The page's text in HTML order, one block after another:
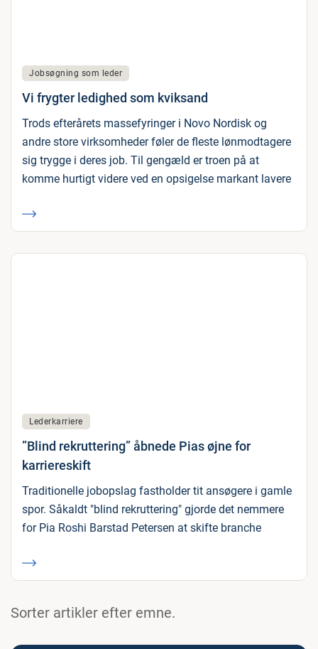
Jobsøgning som leder
Vi frygter ledighed som kviksand
Trods efterårets massefyringer i Novo Nordisk og
andre store virksomheder føler de fleste lønmodtagere
sig trygge i deres job. Til gengæld er troen på at
komme hurtigt videre ved en opsigelse markant lavere
Lederkarriere
”Blind rekruttering” åbnede Pias øjne for
karriereskift
Traditionelle jobopslag fastholder tit ansøgere i gamle
spor. Såkaldt "blind rekruttering" gjorde det nemmere
for Pia Roshi Barstad Petersen at skifte branche
Sorter artikler efter emne.